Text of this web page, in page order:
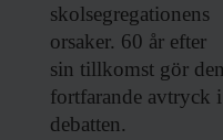
Dessa kan i sin tur
information som du har
samlat in när du har
skolsegregationens
orsaker. 60 år efter
sin tillkomst gör den
fortfarande avtryck i
debatten.